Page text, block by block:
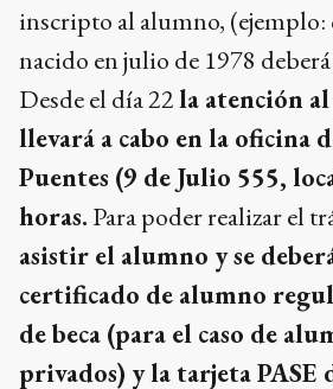
inscripto al alumno, (ejemplo:
nacido en julio de 1978
Desde el día 22la atención
llevará a cabo en la oficina
Puentes (9 de Julio 555,
horas.Para poder realizar el
asistir el alumno y se
certificado de alumno
de beca (para el caso de
privados) y la tarjeta PASE